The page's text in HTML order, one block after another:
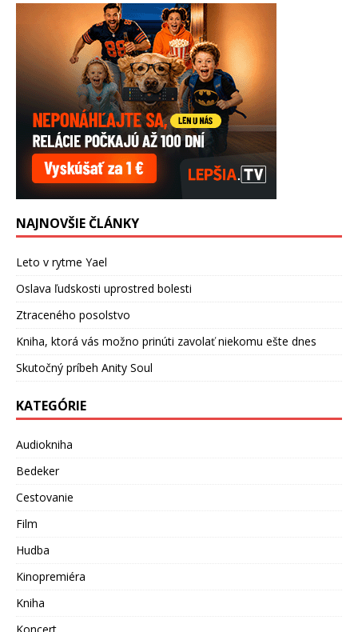
NAJNOVŠIE ČLÁNKY
Leto v rytme Yael
Oslava ľudskosti uprostred bolesti
Ztraceného posolstvo
Kniha, ktorá vás možno prinúti zavolať niekomu ešte dnes
Skutočný príbeh Anity Soul
KATEGÓRIE
Audiokniha
Bedeker
Cestovanie
Film
Hudba
Kinopremiéra
Kniha
Koncert